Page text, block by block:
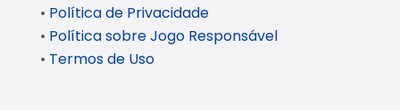
• Política de Privacidade
• Política sobre Jogo Responsável
• Termos de Uso